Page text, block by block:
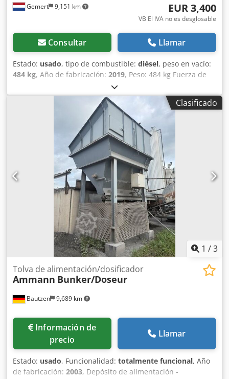
Gemert 9,151 km EUR 3,400
VB El IVA no es desglosable
Consultar Llamar
Estado: usado, tipo de combustible: diésel, peso en vacío:
484 kg, Año de fabricación: 2019, Peso: 484 kg Fuerza de
impacto: 59 kN Motor diésel, 1 cilindro Hatz (1b40) Marcha
adelante/marcha atrás. Dkedpfxoxw H Hce Am Tor
Arranque eléctrico. Ancho de la placa: 60 cm Precio por
unidad: 3.400 €, sin IVA. ¡Varias unidades en stock!
Clasificado
1 /3
Bautzen 9,689 km
Tolva de alimentación/dosificador
Ammann Bunker/Doseur
Información de
precio
Llamar
Estado: usado, Funcionalidad: totalmente funcional, Año
de fabricación: 2003, Depósito de alimentación -